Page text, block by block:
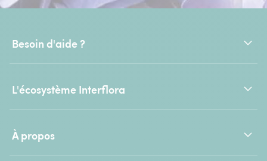
Besoin d'aide ?
L'écosystème Interflora
À propos